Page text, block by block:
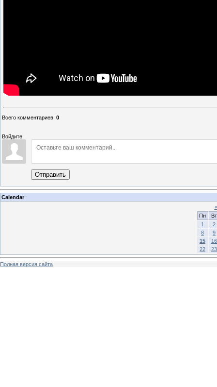
Всего комментариев: 0
Войдите:
Отправить
Calendar
«
Пн
Вт
1
2
8
9
15
16
22
23
Полная версия сайта